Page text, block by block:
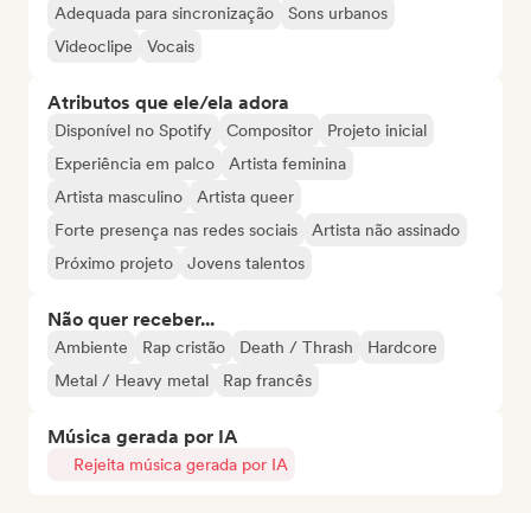
Adequada para sincronização
Sons urbanos
Videoclipe
Vocais
Atributos que ele/ela adora
Disponível no Spotify Compositor
Projeto inicial
Experiência em palco
Artista feminina
Artista masculino
Artista queer
Forte presença nas redes sociais
Artista não assinado
Próximo projeto
Jovens talentos
Não quer receber...
Ambiente Rap cristão Death / Thrash
Hardcore
Metal / Heavy metal
Rap francês
Música gerada por IA
Rejeita música gerada por IA